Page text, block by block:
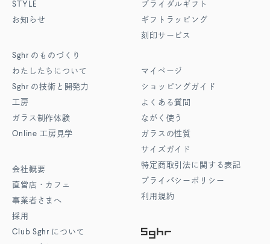
STYLE
お知らせ
Sghr のものづくり
わたしたちについて
Sghr の技術と開発力
工房
ガラス制作体験
Online 工房見学
会社概要
直営店・カフェ
事業者さまへ
採用
Club Sghr について
ブライダルギフト
ギフトラッピング
刻印サービス
マイページ
ショッピングガイド
よくある質問
ながく使う
ガラスの性質
サイズガイド
特定商取引法に関する表記
プライバシーポリシー
利用規約